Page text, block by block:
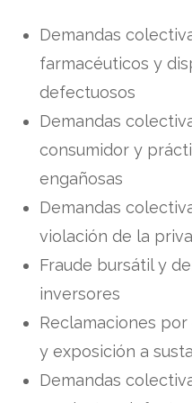
Demandas
farmacéuticos y
defectuosos
Demandas
consumidor y
engañosas
Demandas
violación de la
Fraude bursátil y
inversores
Reclamaciones
y exposición a
Demandas